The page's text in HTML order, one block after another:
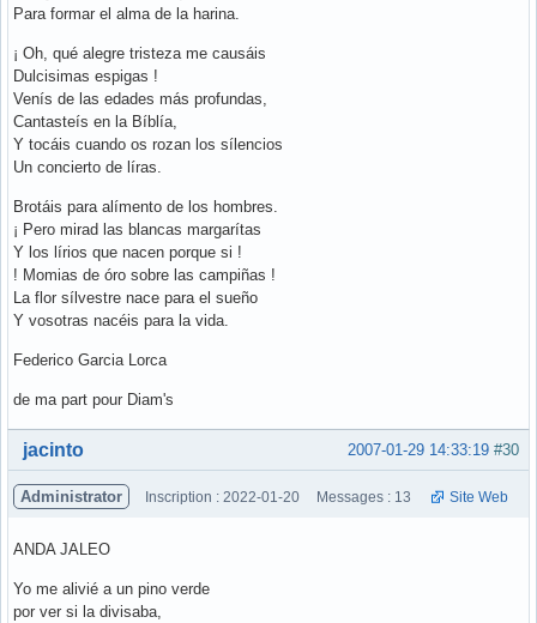
Para formar el alma de la harina.
¡ Oh, qué alegre tristeza me causáis
Dulcisimas espigas !
Venís de las edades más profundas,
Cantasteís en la Bíblía,
Y tocáis cuando os rozan los sílencios
Un concierto de líras.
Brotáis para alímento de los hombres.
¡ Pero mirad las blancas margarítas
Y los lírios que nacen porque si !
! Momias de óro sobre las campiñas !
La flor sílvestre nace para el sueño
Y vosotras nacéis para la vida.
Federico Garcia Lorca
de ma part pour Diam's
Hors ligne #30
2007-01-29 14:33:19
jacinto
Administrator Inscription : 2022-01-20 Messages : 13 Site Web
ANDA JALEO
Yo me alivié a un pino verde
por ver si la divisaba,